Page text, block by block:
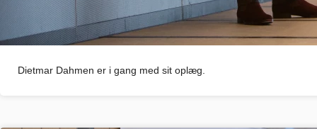
Dietmar Dahmen er i gang med sit oplæg.